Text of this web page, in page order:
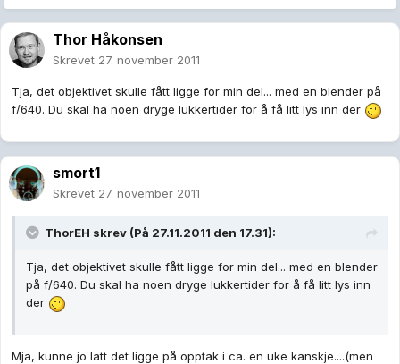
Thor Håkonsen
Skrevet 27. november 2011
Tja, det objektivet skulle fått ligge for min del... med en blender på
f/640. Du skal ha noen dryge lukkertider for å få litt lys inn der
smort1
Skrevet 27. november 2011
ThorEH skrev (På 27.11.2011 den 17.31):
Tja, det objektivet skulle fått ligge for min del... med en blender
på f/640. Du skal ha noen dryge lukkertider for å få litt lys inn
der
Mja, kunne jo latt det ligge på opptak i ca. en uke kanskje....(men